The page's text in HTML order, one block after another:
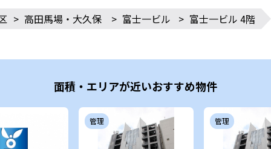
> 高田馬場・大久保 > 富士一ビル > 富士一ビル 4階
面積・エリアが近いおすすめ物件
管理 管理